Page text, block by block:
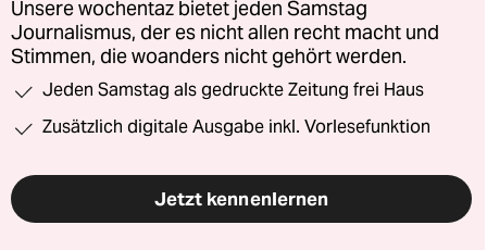
Unsere wochentaz bietet jeden Samstag
Journalismus, der es nicht allen recht macht und
Stimmen, die woanders nicht gehört werden.
Jeden Samstag als gedruckte Zeitung frei Haus
Zusätzlich digitale Ausgabe inkl. Vorlesefunktion
Jetzt kennenlernen